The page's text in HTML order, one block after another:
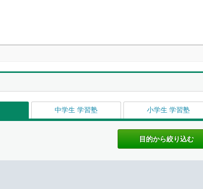
中学生 学習塾 小学生 学習塾